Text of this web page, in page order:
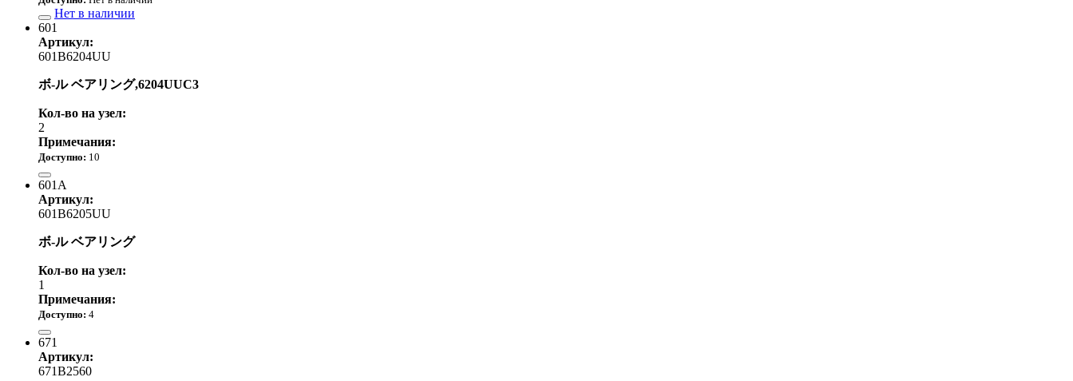
Нет в наличии
601
Артикул:
601B6204UU
ボ-ル ベアリング,6204UUC3
Кол-во на узел:
2
Примечания:
Доступно: 10
601A
Артикул:
601B6205UU
ボ-ル ベアリング
Кол-во на узел:
1
Примечания:
Доступно: 4
671
Артикул:
671B2560